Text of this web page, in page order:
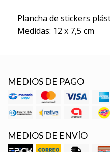
Plancha de stickers
Medidas: 12 x 7,5 cm
MEDIOS DE PAGO
MEDIOS DE ENVÍO